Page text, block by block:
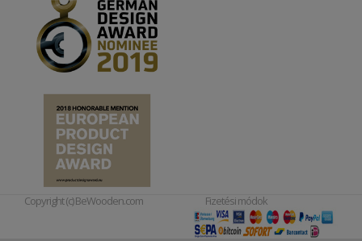
Copyright (c) BeWooden.com Fizetési módok